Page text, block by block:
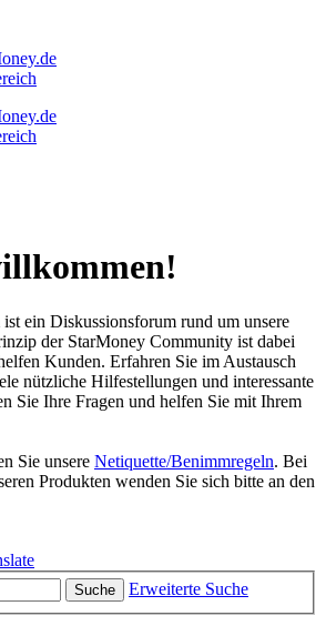
ein Diskussionsforum rund um unsere
der StarMoney Community ist dabei
Kunden. Erfahren Sie im Austausch
nützliche Hilfestellungen und interessante
Sie Ihre Fragen und helfen Sie mit Ihrem
Sie unsere Netiquette/Benimmregeln. Bei
Produkten wenden Sie sich bitte an den
Suche Erweiterte Suche